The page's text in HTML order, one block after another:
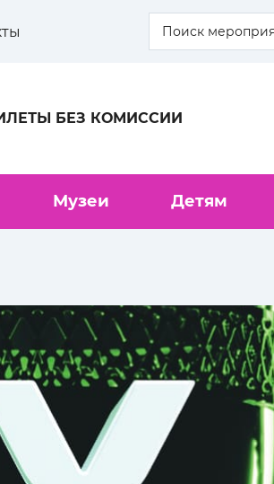
БЕЗ КОМИССИИ
Музеи Детям